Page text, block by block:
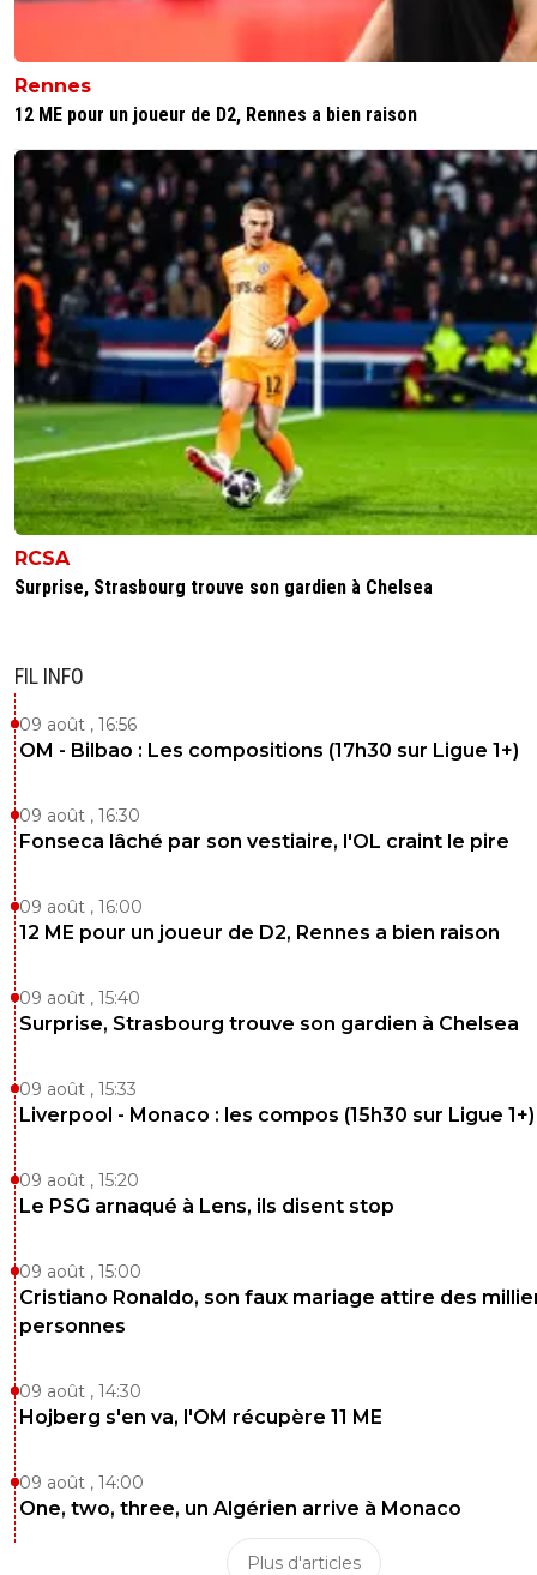
Rennes
12 ME pour un joueur de D2, Rennes a bien raison
RCSA
Surprise, Strasbourg trouve son gardien à Chelsea
FIL INFO
09 août , 16:56
OM - Bilbao : Les compositions (17h30 sur Ligue 1+)
09 août , 16:30
Fonseca lâché par son vestiaire, l'OL craint le pire
09 août , 16:00
12 ME pour un joueur de D2, Rennes a bien raison
09 août , 15:40
Surprise, Strasbourg trouve son gardien à Chelsea
09 août , 15:33
Liverpool - Monaco : les compos (15h30 sur Ligue 1+)
09 août , 15:20
Le PSG arnaqué à Lens, ils disent stop
09 août , 15:00
Cristiano Ronaldo, son faux mariage attire des
personnes
09 août , 14:30
Hojberg s'en va, l'OM récupère 11 ME
09 août , 14:00
One, two, three, un Algérien arrive à Monaco
Plus d'articles